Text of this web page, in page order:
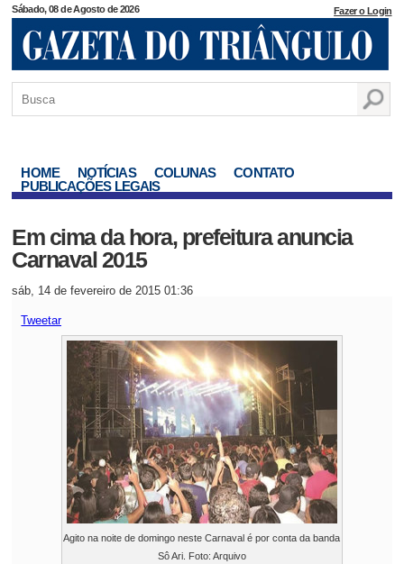
Sábado, 08 de Agosto de 2026 Fazer o Login
HOME NOTÍCIAS COLUNAS
CONTATO
PUBLICAÇÕES LEGAIS
Em cima da hora, prefeitura anuncia
Carnaval 2015
sáb, 14 de fevereiro de 2015 01:36
Tweetar
Agito na noite de domingo neste Carnaval é por conta da banda
Sô Ari. Foto: Arquivo